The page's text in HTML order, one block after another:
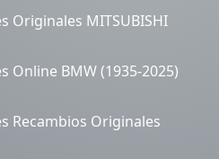
Originales MITSUBISHI
Online BMW (1935-2025)
Recambios Originales